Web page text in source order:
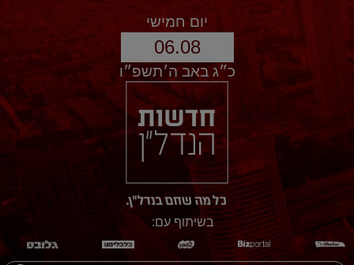
יום חמישי
06.08
כ״ג באב ה׳תשפ״ו
בשיתוף עם: